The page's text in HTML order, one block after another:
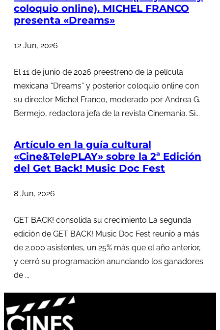
coloquio online). MICHEL FRANCO
presenta «Dreams»
12 Jun, 2026
El 11 de junio de 2026 preestreno de la película
mexicana “Dreams” y posterior coloquio online con
su director Michel Franco, moderado por Andrea G.
Bermejo, redactora jefa de la revista Cinemania. Si...
Artículo en la guía cultural
«Cine&TelePLAY» sobre la 2ª Edición
del Get Back! Music Doc Fest
8 Jun, 2026
GET BACK! consolida su crecimiento La segunda
edición de GET BACK! Music Doc Fest reunió a más
de 2.000 asistentes, un 25% más que el año anterior,
y cerró su programación anunciando los ganadores
de ...